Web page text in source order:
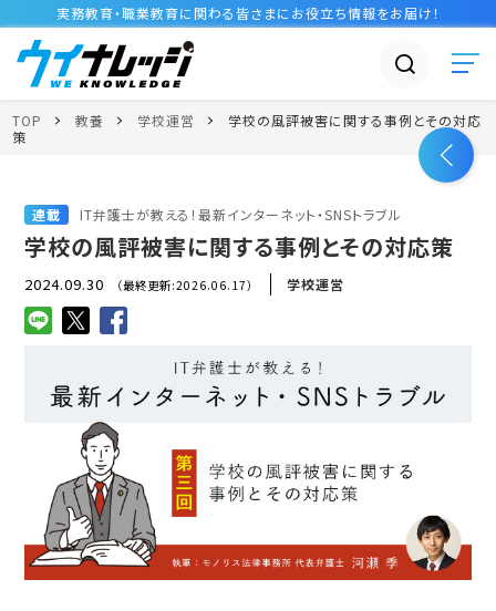
実務教育・職業教育に関わる皆さまに お役立ち情報をお届け！
TOP 教養 学校運営
学校の風評被害に関する事例とその対応
策
連載 IT弁護士が教える！最新インターネット・SNSトラブル
学校の風評被害に関する事例とその対応策
2024.09.30 （最終更新:2026.06.17） 学校運営